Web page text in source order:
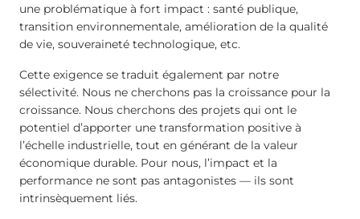
une problématique à fort impact : santé publique,
transition environnementale, amélioration de la qualité
de vie, souveraineté technologique, etc.
Cette exigence se traduit également par notre
sélectivité. Nous ne cherchons pas la croissance pour la
croissance. Nous cherchons des projets qui ont le
potentiel d’apporter une transformation positive à
l’échelle industrielle, tout en générant de la valeur
économique durable. Pour nous, l’impact et la
performance ne sont pas antagonistes — ils sont
intrinsèquement liés.